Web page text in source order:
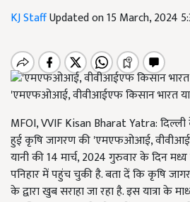
KJ StaffUpdated on 15 March, 2024
'एमएफओआई, वीवीआईएफ किसान भारत
MFOI, VVIF Kisan Bharat Yatra:
हुई कृषि जागरण की 'एमएफओआई,
यानी की 14 मार्च, 2024 गुरुवार के दिन
पनिहार में पहुंच चुकी है. बता दें कि कृषि
के द्वारा खुब सराहा जा रहा है. इस यात्रा के